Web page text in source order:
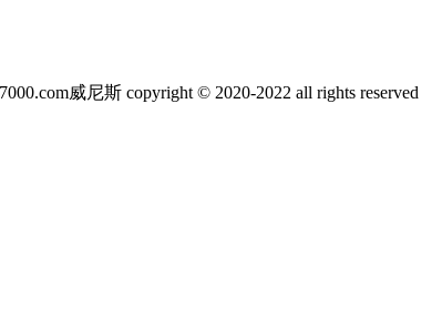
威尼斯 copyright © 2020-2022 all rights reserved